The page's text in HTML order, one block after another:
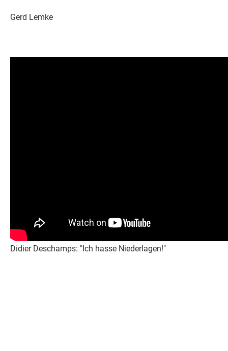
Gerd Lemke
Didier Deschamps: "Ich hasse Niederlagen!"